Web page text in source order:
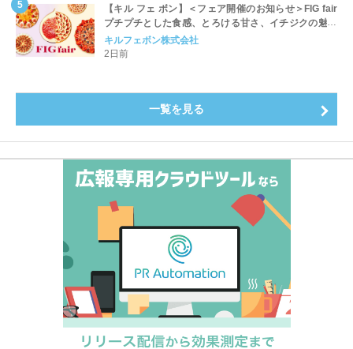
【キル フェ ボン】＜フェア開催のお知らせ＞FIG fair
プチプチとした食感、とろける甘さ、イチジクの魅力
をたっぷりと。新作を含め、イチジク尽くしの全4種が
登場8月20日（木）スタート
キルフェボン株式会社
2日前
一覧を見る